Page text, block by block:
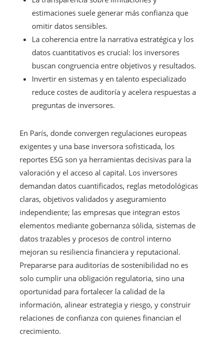
estimaciones suele generar más confianza que
omitir datos sensibles.
La coherencia entre la narrativa estratégica y los
datos cuantitativos es crucial: los inversores
buscan congruencia entre objetivos y resultados.
Invertir en sistemas y en talento especializado
reduce costes de auditoría y acelera respuestas a
preguntas de inversores.
En París, donde convergen regulaciones europeas
exigentes y una base inversora sofisticada, los
reportes ESG son ya herramientas decisivas para la
valoración y el acceso al capital. Los inversores
demandan datos cuantificados, reglas metodológicas
claras, objetivos validados y aseguramiento
independiente; las empresas que integran estos
elementos mediante gobernanza sólida, sistemas de
datos trazables y procesos de control interno
mejoran su resiliencia financiera y reputacional.
Prepararse para auditorías de sostenibilidad no es
solo cumplir una obligación regulatoria, sino una
oportunidad para fortalecer la calidad de la
información, alinear estrategia y riesgo, y construir
relaciones de confianza con quienes financian el
crecimiento.